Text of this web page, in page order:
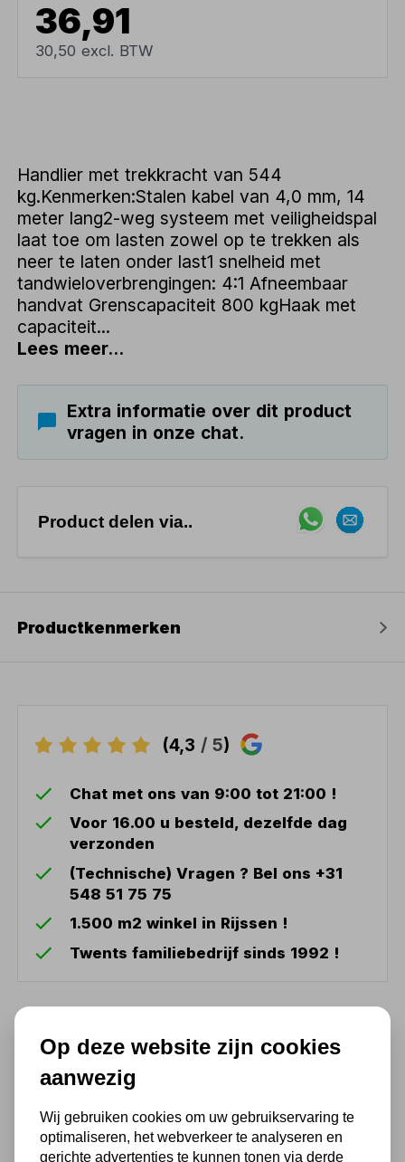
36,91
30,50 excl. BTW
Handlier met trekkracht van 544
kg.Kenmerken:Stalen kabel van 4,0 mm, 14
meter lang2-weg systeem met veiligheidspal
laat toe om lasten zowel op te trekken als
neer te laten onder last1 snelheid met
tandwieloverbrengingen: 4:1 Afneembaar
handvat Grenscapaciteit 800 kgHaak met
capaciteit...
Lees meer...
Extra informatie over dit product
vragen in onze chat.
Product delen via..
Productkenmerken
(4,3 / 5)
Chat met ons van 9:00 tot 21:00 !
Voor 16.00 u besteld, dezelfde dag
verzonden
(Technische) Vragen ? Bel ons +31
548 51 75 75
1.500 m2 winkel in Rijssen !
Twents familiebedrijf sinds 1992 !
Ook handig
47,80
39,50 excl. BTW
Op deze website zijn cookies
aanwezig
Wij gebruiken cookies om uw gebruikservaring te
optimaliseren, het webverkeer te analyseren en
gerichte advertenties te kunnen tonen via derde